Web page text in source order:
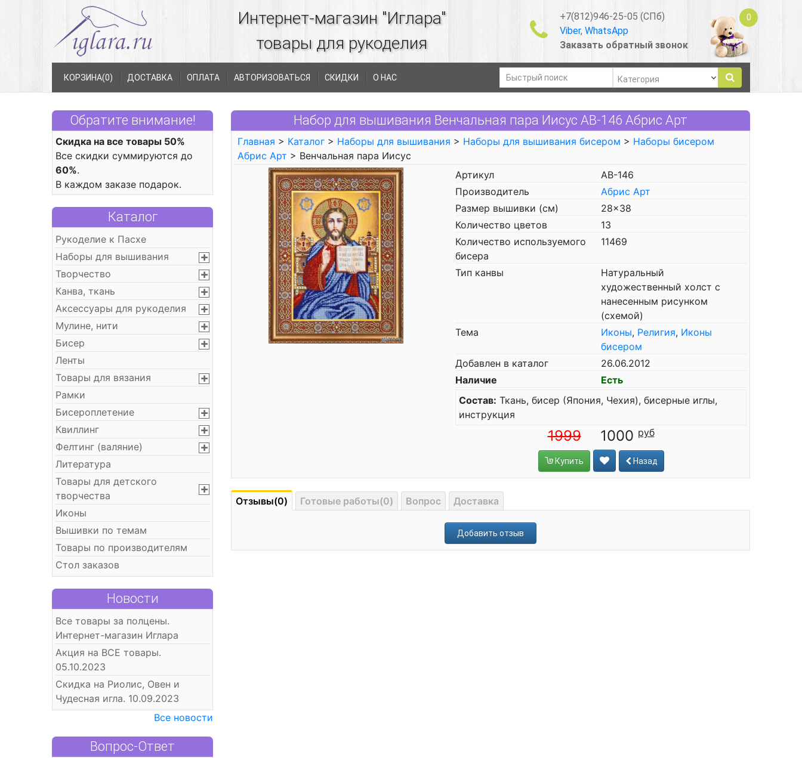
Интернет-магазин "Иглара"
товары для рукоделия
+7(812)946-25-05 (СПб)
Viber, WhatsApp
Заказать обратный звонок
0
КОРЗИНА(0) ДОСТАВКА ОПЛАТА АВТОРИЗОВАТЬСЯ СКИДКИ О НАС
Обратите внимание!
Скидка на все товары 50%
Все скидки суммируются до
60%.
В каждом заказе подарок.
Каталог
Рукоделие к Пасхе
Наборы для вышивания
Творчество
Канва, ткань
Аксессуары для рукоделия
Мулине, нити
Бисер
Ленты
Товары для вязания
Рамки
Бисероплетение
Квиллинг
Фелтинг (валяние)
Литература
Товары для детского
творчества
Иконы
Вышивки по темам
Товары по производителям
Стол заказов
Новости
Все товары за полцены.
Интернет-магазин Иглара
Акция на ВСЕ товары.
05.10.2023
Скидка на Риолис, Овен и
Чудесная игла. 10.09.2023
Все новости
Вопрос-Ответ
Набор для вышивания Венчальная пара Иисус АВ-146 Абрис Арт
Главная > Каталог > Наборы для вышивания > Наборы для вышивания бисером > Наборы бисером
Абрис Арт > Венчальная пара Иисус
Артикул
АВ-146
Производитель
Абрис Арт
Размер вышивки (см)
28x38
Количество цветов
13
Количество используемого
бисера
11469
Тип канвы
Натуральный
художественный холст с
нанесенным рисунком
(схемой)
Тема
Иконы, Религия, Иконы
бисером
Добавлен в каталог
26.06.2012
Наличие
Есть
Состав: Ткань, бисер (Япония, Чехия), бисерные иглы,
инструкция
1999 1000
Купить Назад
Отзывы(0) Готовые работы(0) Вопрос Доставка
Добавить отзыв